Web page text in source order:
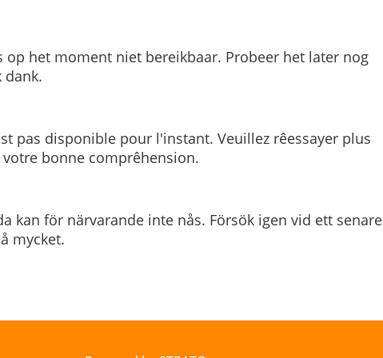
op het moment niet bereikbaar. Probeer het later nog
dank.
pas disponible pour l'instant. Veuillez rêessayer plus
bonne comprêhension.
kan för närvarande inte nås. Försök igen vid ett senare
mycket.